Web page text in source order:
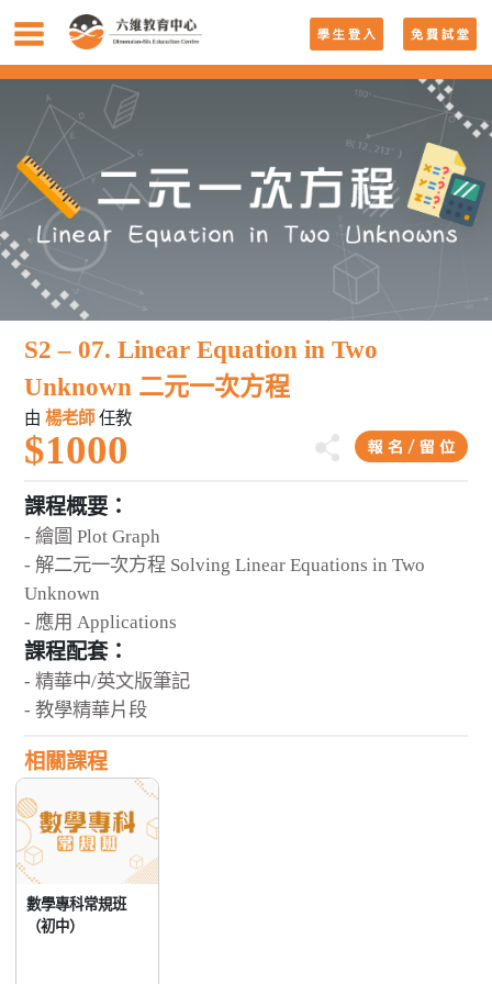
S2 – 07. Linear Equation in Two
Unknown 二元一次方程
由楊老師 任教
$1000
課程概要：
- 繪圖 Plot Graph
- 解二元一次方程 Solving Linear Equations in Two
Unknown
- 應用 Applications
課程配套：
- 精華中/英文版筆記
- 教學精華片段
相關課程
數學專科常規班
（初中）